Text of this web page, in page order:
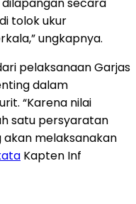
tolok ukur
ungkapnya.
pelaksanaan Garjas
dalam
“Karena nilai
satu persyaratan
melaksanakan
Kapten Inf